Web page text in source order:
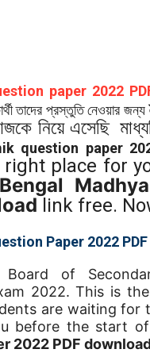
paper 2022
তাদের প্রস্তুতি নেওয়ার জন্য
নিয়ে এসেছি
question paper
place for
link free.
Paper 2022
Board of
2022. This is
are waiting for
before the start
2022 PDF